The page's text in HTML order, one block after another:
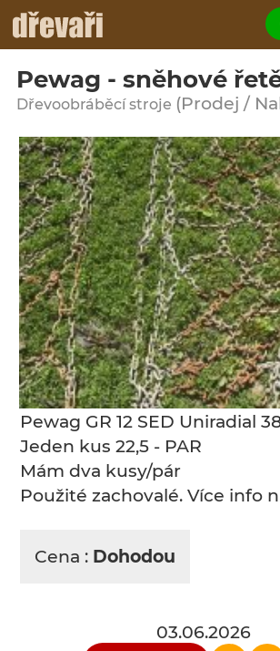
Pewag - sněhové
Dřevoobráběcí stroje (Prodej /
Pewag GR 12 SED Uniradial
Jeden kus 22,5 - PAR
Mám dva kusy/pár
Použité zachovalé. Více info
Cena : Dohodou
03.06.2026